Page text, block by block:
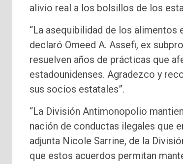
alivio real a los bolsillos de los
“La asequibilidad de los alimentos
declaró Omeed A. Assefi, ex
resuelven años de prácticas que
estadounidenses. Agradezco y
sus socios estatales”.
“La División Antimonopolio
nación de conductas ilegales que
adjunta Nicole Sarrine, de la
que estos acuerdos permitan